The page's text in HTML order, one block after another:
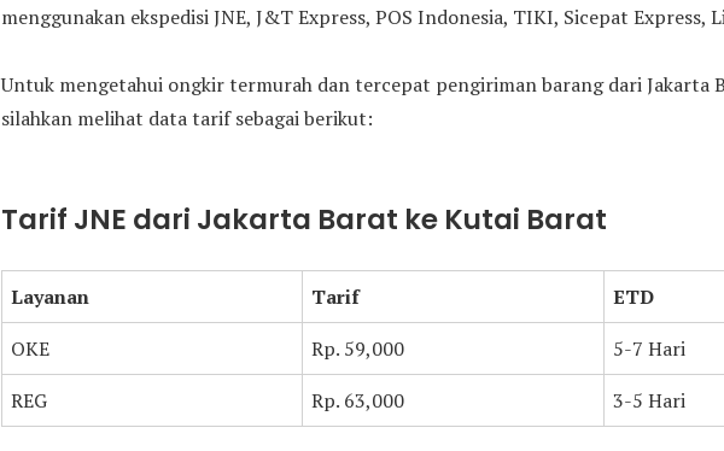
menggunakan ekspedisi JNE, J&T Express, POS Indonesia, TIKI, Sicepat Express,
Untuk mengetahui ongkir termurah dan tercepat pengiriman barang dari Jakarta
silahkan melihat data tarif sebagai berikut:
Tarif JNE dari Jakarta Barat ke Kutai Barat
Layanan Tarif
ETD
OKE
Rp. 59,000
5-7 Hari
REG
Rp. 63,000 3-5 Hari